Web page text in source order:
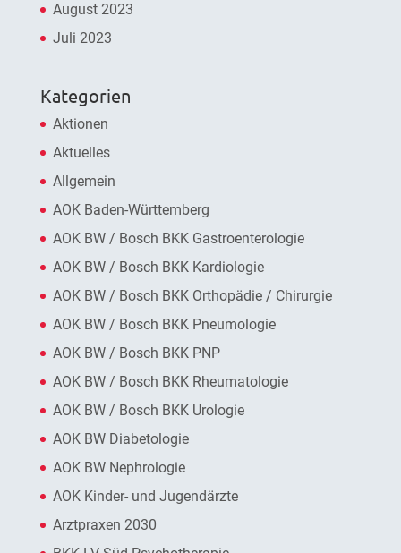
August 2023
Juli 2023
Kategorien
Aktionen
Aktuelles
Allgemein
AOK Baden-Württemberg
AOK BW / Bosch BKK Gastroenterologie
AOK BW / Bosch BKK Kardiologie
AOK BW / Bosch BKK Orthopädie / Chirurgie
AOK BW / Bosch BKK Pneumologie
AOK BW / Bosch BKK PNP
AOK BW / Bosch BKK Rheumatologie
AOK BW / Bosch BKK Urologie
AOK BW Diabetologie
AOK BW Nephrologie
AOK Kinder- und Jugendärzte
Arztpraxen 2030